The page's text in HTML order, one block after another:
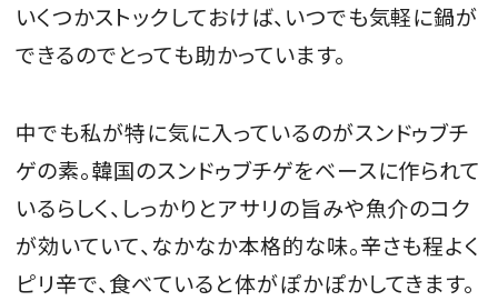
いくつかストックしておけば、いつでも気軽に鍋が
できるのでとっても助かっています。
中でも私が特に気に入っているのがスンドゥブチ
ゲの素。韓国のスンドゥブチゲをベースに作られて
いるらしく、しっかりとアサリの旨みや魚介のコク
が効いていて、なかなか本格的な味。辛さも程よく
ピリ辛で、食べていると体がぽかぽかしてきます。